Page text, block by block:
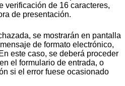
verificación de 16 caracteres,
de presentación.
se mostrarán en pantalla
de formato electrónico,
este caso, se deberá proceder
el formulario de entrada, o
si el error fuese ocasionado